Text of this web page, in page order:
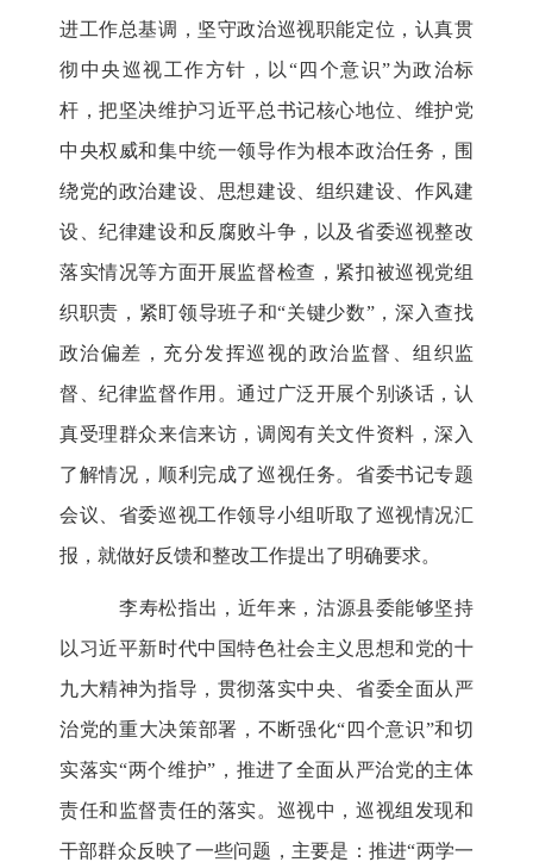
进工作总基调，坚守政治巡视职能定位，认真贯
彻中央巡视工作方针，以“四个意识”为政治标
杆，把坚决维护习近平总书记核心地位、维护党
中央权威和集中统一领导作为根本政治任务，围
绕党的政治建设、思想建设、组织建设、作风建
设、纪律建设和反腐败斗争，以及省委巡视整改
落实情况等方面开展监督检查，紧扣被巡视党组
织职责，紧盯领导班子和“关键少数”，深入查找
政治偏差，充分发挥巡视的政治监督、组织监
督、纪律监督作用。通过广泛开展个别谈话，认
真受理群众来信来访，调阅有关文件资料，深入
了解情况，顺利完成了巡视任务。省委书记专题
会议、省委巡视工作领导小组听取了巡视情况汇
报，就做好反馈和整改工作提出了明确要求。
李寿松指出，近年来，沽源县委能够坚持
以习近平新时代中国特色社会主义思想和党的十
九大精神为指导，贯彻落实中央、省委全面从严
治党的重大决策部署，不断强化“四个意识”和切
实落实“两个维护”，推进了全面从严治党的主体
责任和监督责任的落实。巡视中，巡视组发现和
干部群众反映了一些问题，主要是：推进“两学一